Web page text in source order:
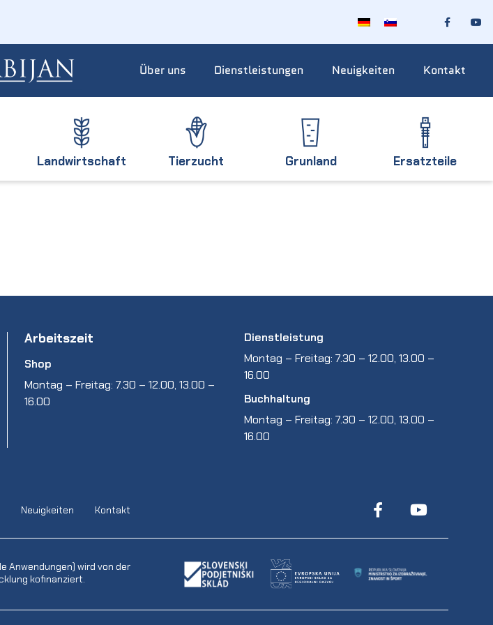
Über uns Dienstleistungen Neuigkeiten Kontakt
Landwirtschaft Tierzucht Grunland Ersatzteile
Arbeitszeit
Shop
Montag – Freitag: 7.30 – 12.00, 13.00 –
16.00
Dienstleistung
Montag – Freitag: 7.30 – 12.00, 13.00 –
16.00
Buchhaltung
Montag – Freitag: 7.30 – 12.00, 13.00 –
16.00
Neuigkeiten Kontakt
Anwendungen) wird von der
kofinanziert.